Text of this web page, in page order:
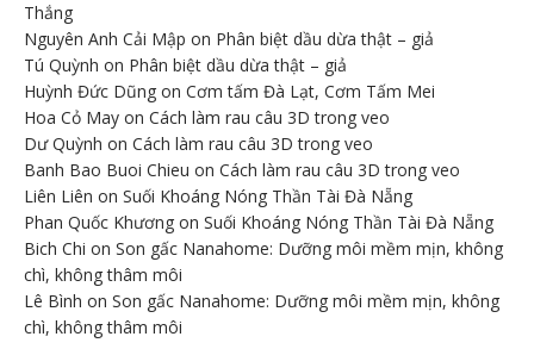
Thắng
Nguyên Anh Cải Mập on Phân biệt dầu dừa thật – giả
Tú Quỳnh on Phân biệt dầu dừa thật – giả
Huỳnh Đức Dũng on Cơm tấm Đà Lạt, Cơm Tấm Mei
Hoa Cỏ May on Cách làm rau câu 3D trong veo
Dư Quỳnh on Cách làm rau câu 3D trong veo
Banh Bao Buoi Chieu on Cách làm rau câu 3D trong veo
Liên Liên on Suối Khoáng Nóng Thần Tài Đà Nẵng
Phan Quốc Khương on Suối Khoáng Nóng Thần Tài Đà Nẵng
Bich Chi on Son gấc Nanahome: Dưỡng môi mềm mịn, không
chì, không thâm môi
Lê Bình on Son gấc Nanahome: Dưỡng môi mềm mịn, không
chì, không thâm môi